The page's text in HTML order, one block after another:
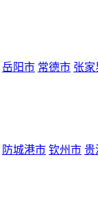
岳阳市 常德市 张家
防城港市 钦州市 贵